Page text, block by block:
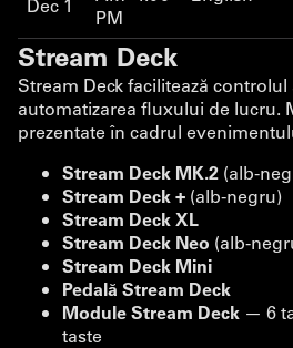
Dec 1
PM
Stream Deck
Stream Deck facilitează
automatizarea fluxului de lucru.
prezentate în cadrul
Stream Deck MK.2 (alb-
Stream Deck + (alb-negru)
Stream Deck XL
Stream Deck Neo (alb-
Stream Deck Mini
Pedală Stream Deck
Module Stream Deck — 6
taste